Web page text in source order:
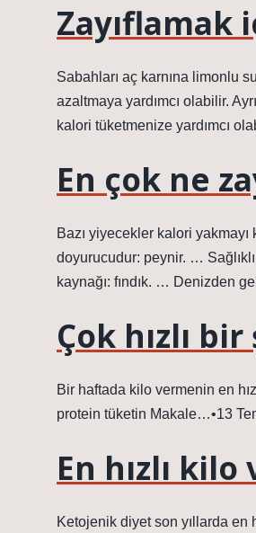
Zayıflamak
Sabahları aç karnına limonlu
azaltmaya yardımcı olabilir.
kalori tüketmenize yardımcı
En çok ne
Bazı yiyecekler kalori
doyurucudur: peynir. …
kaynağı: fındık. … Denizden
Çok hızlı
Bir haftada kilo vermenin en
protein tüketin Makale…•13
En hızlı
Ketojenik diyet son yıllarda en